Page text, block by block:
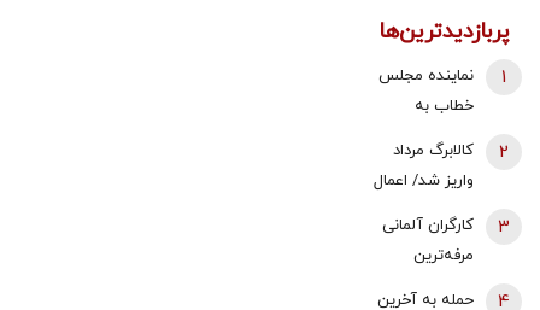
پربازدیدترین‌ها
نماینده مجلس
خطاب به
بقایی: شما
سخنگو
هستید، نه
سخن‌نگو!
1
کالابرگ مرداد
واریز شد/ اعمال
تغییرات جدید
در زمان بندی
2
کارگران آلمانی
مرفه‌ترین
3
حمله به آخرین 4